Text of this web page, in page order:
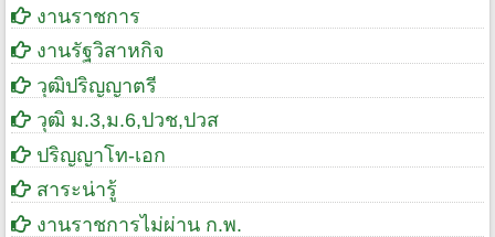
งานราชการ
งานรัฐวิสาหกิจ
วุฒิปริญญาตรี
วุฒิ ม.3,ม.6,ปวช,ปวส
ปริญญาโท-เอก
สาระน่ารู้
งานราชการไม่ผ่าน ก.พ.